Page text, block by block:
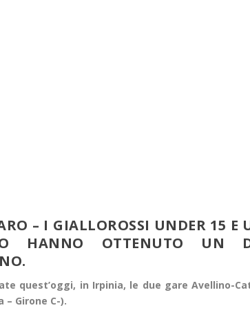
– I GIALLOROSSI UNDER 15 E
HANNO OTTENUTO UN
quest’oggi, in Irpinia, le due gare Avellino-
– Girone C-).